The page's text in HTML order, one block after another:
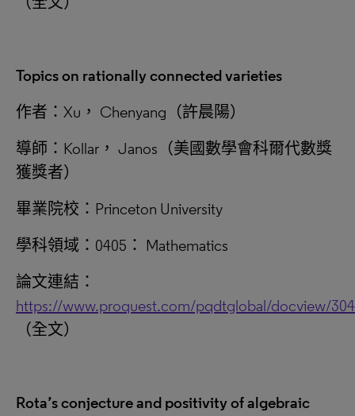
Topics on rationally connected varieties
作者：Xu， Chenyang（許晨陽）
導師：Kollar， Janos（美國數學會科爾代數獎
獲獎者）
畢業院校：Princeton University
學科領域：0405： Mathematics
論文連結：
https://www.proquest.com/pqdtglobal/docview/
（全文）
Rota’s conjecture and positivity of algebraic